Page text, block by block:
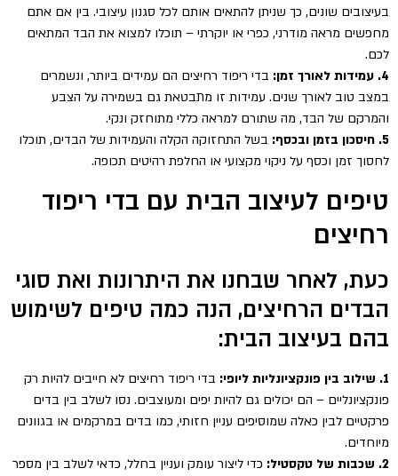
בעיצובים שונים, כך שניתן להתאים אותם לכל סגנון עיצובי. בין אם אתם
מחפשים מראה מודרני, כפרי או יוקרתי – תוכלו למצוא את הבד המתאים
לכם.
4. עמידות לאורך זמן:
בדי ריפוד רחיצים הם עמידים ביותר, ונשמרים
במצב טוב לאורך שנים. עמידות זו מתבטאת גם בשמירה על הצבע
והמרקם של הבד, מה שתורם למראה כללי מתוחזק ונקי.
5. חיסכון בזמן ובכסף:
בשל התחזוקה הקלה והעמידות של הבדים, תוכלו
לחסוך זמן וכסף על ניקוי מקצועי או החלפת רהיטים תכופה.
טיפים לעיצוב הבית עם בדי ריפוד
רחיצים
כעת, לאחר שבחנו את היתרונות ואת סוגי
הבדים הרחיצים, הנה כמה טיפים לשימוש
בהם בעיצוב הבית:
1. שילוב בין פונקציונליות ליופי:
בדי ריפוד רחיצים לא חייבים להיות רק
פונקציונליים – הם יכולים גם להיות יפים ומעוצבים. נסו לשלב בין בדים
פרקטיים לבין כאלה שמוסיפים עניין חזותי, כמו בדים במרקמים או בגוונים
מיוחדים.
2. שכבות של טקסטיל:
כדי ליצור עומק ועניין בחלל, כדאי לשלב בין מספר